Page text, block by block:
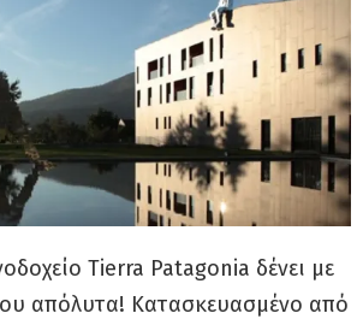
Tierra Patagonia δένει με
απόλυτα! Κατασκευασμένο από